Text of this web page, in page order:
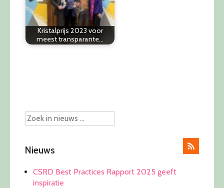
Kristalprijs 2023 voor
meest transparante…
Nieuws
CSRD Best Practices Rapport 2025 geeft
inspiratie